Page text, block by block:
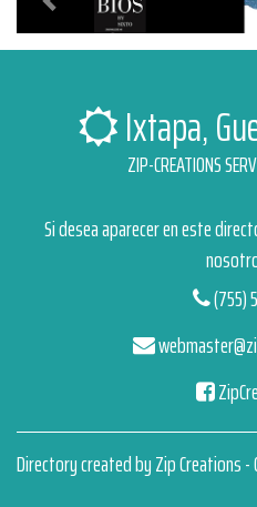
Ixtapa,
ZIP-CREATIONS
Si desea aparecer en este
(755)
Directory created by Zip Creations -